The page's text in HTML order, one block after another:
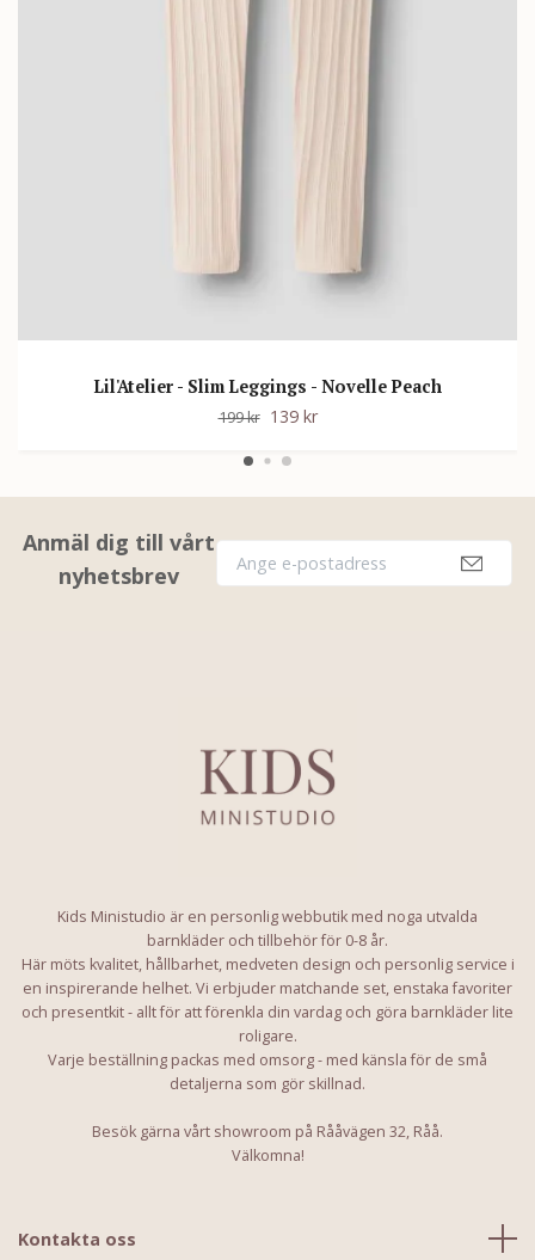
Lil'Atelier - Slim Leggings - Novelle Peach
199 kr 139 kr
Anmäl dig till vårt
nyhetsbrev
Kids Ministudio är en personlig webbutik med noga utvalda
barnkläder och tillbehör för 0-8 år.
Här möts kvalitet, hållbarhet, medveten design och personlig service i
en inspirerande helhet. Vi erbjuder matchande set, enstaka favoriter
och presentkit - allt för att förenkla din vardag och göra barnkläder lite
roligare.
Varje beställning packas med omsorg - med känsla för de små
detaljerna som gör skillnad.
Besök gärna vårt showroom på Rååvägen 32, Råå.
Välkomna!
Kontakta oss